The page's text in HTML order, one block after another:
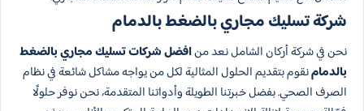
شركة تسليك مجاري بالضغط بالدمام
نحن في شركة أركان الشامل نعد منافضل شركات تسليك مجاري بالضغط
بالدمامنقوم بتقديم الحلول المثالية لكل من يواجه مشاكل شائعة في نظام
الصرف الصحي. بفضل خبرتنا الطويلة وأدواتنا المتقدمة، نحن نوفر حلولًا